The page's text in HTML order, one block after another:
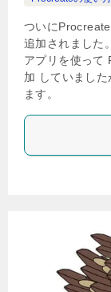
ついに
追加されました
アプリを使って
加 していまし
ます。